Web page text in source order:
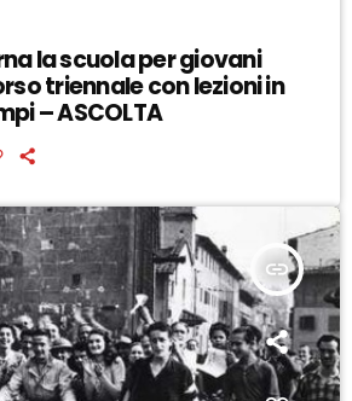
la scuola per giovani
triennale con lezioni in
– ASCOLTA
insert_link